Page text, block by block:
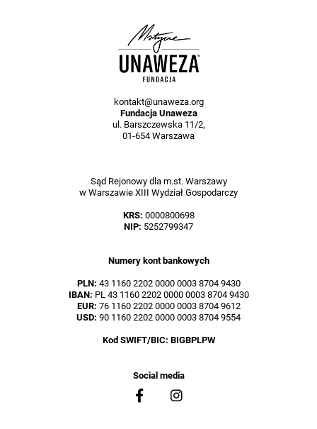
kontakt@unaweza.org
Fundacja Unaweza
ul. Barszczewska 11/2,
01-654 Warszawa
Sąd Rejonowy dla m.st. Warszawy
w Warszawie XIII Wydział Gospodarczy
KRS: 0000800698
NIP: 5252799347
Numery kont bankowych
PLN: 43 1160 2202 0000 0003 8704 9430
IBAN: PL 43 1160 2202 0000 0003 8704 9430
EUR: 76 1160 2202 0000 0003 8704 9612
USD: 90 1160 2202 0000 0003 8704 9554
Kod SWIFT/BIC: BIGBPLPW
Social media